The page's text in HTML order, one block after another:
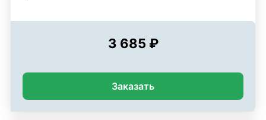
3 685 ₽
Заказать